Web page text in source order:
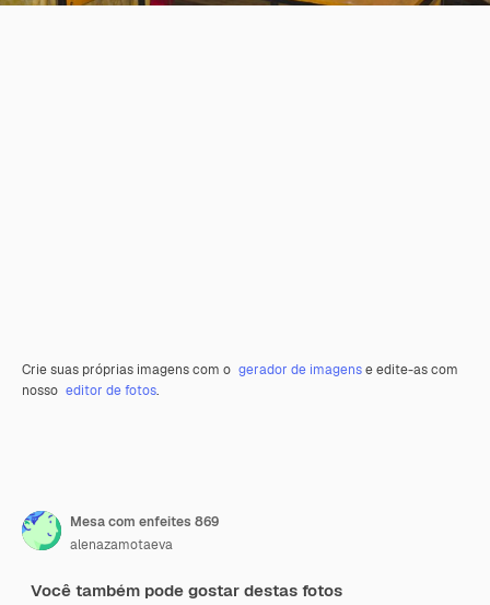
Crie suas próprias imagens com o gerador de imagense edite-as com
nosso editor de fotos.
Mesa com enfeites 869
alenazamotaeva
Você também pode gostar destas fotos